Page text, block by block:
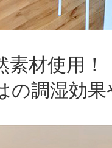
材使用！
の調湿効